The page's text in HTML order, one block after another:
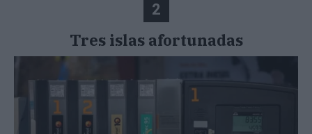
2
Tres islas afortunadas